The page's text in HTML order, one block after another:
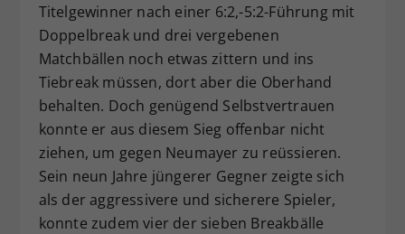
Titelgewinner nach einer 6:2,-5:2-Führung mit
Doppelbreak und drei vergebenen
Matchbällen noch etwas zittern und ins
Tiebreak müssen, dort aber die Oberhand
behalten. Doch genügend Selbstvertrauen
konnte er aus diesem Sieg offenbar nicht
ziehen, um gegen Neumayer zu reüssieren.
Sein neun Jahre jüngerer Gegner zeigte sich
als der aggressivere und sicherere Spieler,
konnte zudem vier der sieben Breakbälle